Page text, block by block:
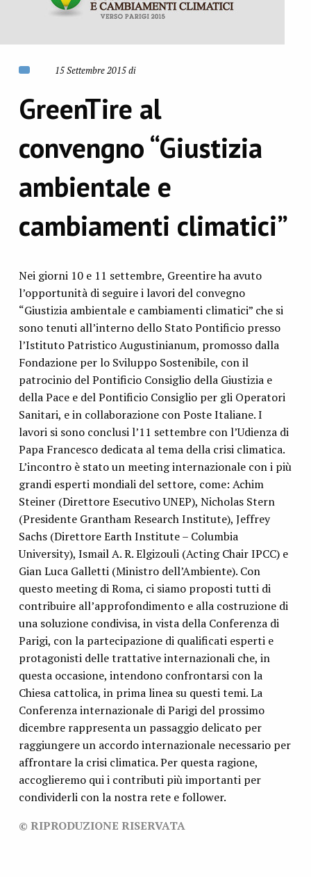
15 Settembre 2015 di
GreenTire al
convengno “Giustizia
ambientale e
cambiamenti climatici”
Nei giorni 10 e 11 settembre, Greentire ha avuto
l’opportunità di seguire i lavori del convegno
“Giustizia ambientale e cambiamenti climatici” che si
sono tenuti all’interno dello Stato Pontificio presso
l’Istituto Patristico Augustinianum, promosso dalla
Fondazione per lo Sviluppo Sostenibile, con il
patrocinio del Pontificio Consiglio della Giustizia e
della Pace e del Pontificio Consiglio per gli Operatori
Sanitari, e in collaborazione con Poste Italiane. I
lavori si sono conclusi l’11 settembre con l’Udienza di
Papa Francesco dedicata al tema della crisi climatica.
L’incontro è stato un meeting internazionale con i più
grandi esperti mondiali del settore, come: Achim
Steiner (Direttore Esecutivo UNEP), Nicholas Stern
(Presidente Grantham Research Institute), Jeffrey
Sachs (Direttore Earth Institute – Columbia
University), Ismail A. R. Elgizouli (Acting Chair IPCC) e
Gian Luca Galletti (Ministro dell’Ambiente). Con
questo meeting di Roma, ci siamo proposti tutti di
contribuire all’approfondimento e alla costruzione di
una soluzione condivisa, in vista della Conferenza di
Parigi, con la partecipazione di qualificati esperti e
protagonisti delle trattative internazionali che, in
questa occasione, intendono confrontarsi con la
Chiesa cattolica, in prima linea su questi temi. La
Conferenza internazionale di Parigi del prossimo
dicembre rappresenta un passaggio delicato per
raggiungere un accordo internazionale necessario per
affrontare la crisi climatica. Per questa ragione,
accoglieremo qui i contributi più importanti per
condividerli con la nostra rete e follower.
© RIPRODUZIONE RISERVATA